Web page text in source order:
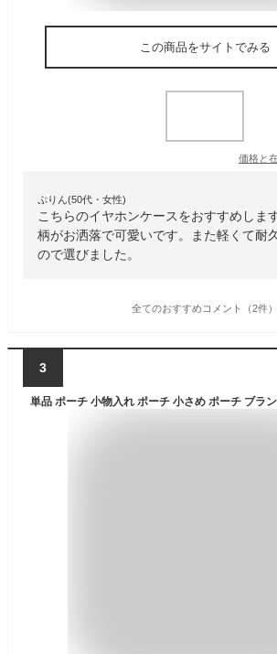
この商品をサイトでみる
価格と
ぷりん(50代・女性)
こちらのイヤホンケースをおすすめしま
柄がお洒落で可愛いです。また軽くて耐
ので選びました。
全てのおすすめコメント（2件）
3